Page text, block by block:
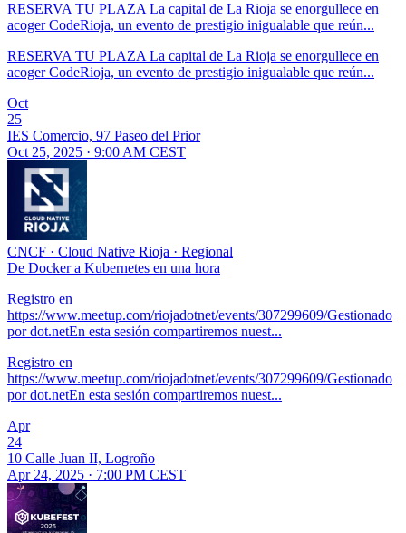
RESERVA TU PLAZA La capital de La Rioja se enorgullece en
acoger CodeRioja, un evento de prestigio inigualable que reún...
RESERVA TU PLAZA La capital de La Rioja se enorgullece en
acoger CodeRioja, un evento de prestigio inigualable que reún...
Oct
25
IES Comercio, 97 Paseo del Prior
Oct 25, 2025 · 9:00 AM CEST
CNCF · Cloud Native Rioja · Regional
De Docker a Kubernetes en una hora
Registro en
https://www.meetup.com/riojadotnet/events/307299609/Gestionado
por dot.netEn esta sesión compartiremos nuest...
Registro en
https://www.meetup.com/riojadotnet/events/307299609/Gestionado
por dot.netEn esta sesión compartiremos nuest...
Apr
24
10 Calle Juan II, Logroño
Apr 24, 2025 · 7:00 PM CEST